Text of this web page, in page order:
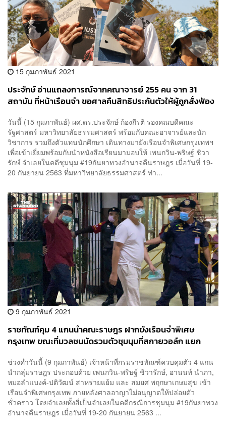
15 กุมภาพันธ์ 2021
ประจักษ์ อ่านแถลงการณ์จากคณาจารย์ 255 คน จาก 31
สถาบัน ที่หน้าเรือนจำ ขอศาลคืนสิทธิประกันตัวให้ผู้ถูกสั่งฟ้อง
วันนี้ (15 กุมภาพันธ์) ผศ.ดร.ประจักษ์ ก้องกีรติ รองคณบดีคณะ
รัฐศาสตร์ มหาวิทยาลัยธรรมศาสตร์ พร้อมกับคณะอาจารย์และนัก
วิชาการ รวมถึงตัวแทนนักศึกษา เดินทางมายังเรือนจำพิเศษกรุงเทพฯ
เพื่อเข้าเยี่ยมพร้อมกับนำหนังสือเรียนมามอบให้ เพนกวิน-พริษฐ์ ชิวา
รักษ์ จำเลยในคดีชุมนุม #19กันยาทวงอํานาจคืนราษฎร เมื่อวันที่ 19-
20 กันยายน 2563 ที่มหาวิทยาลัยธรรมศาสตร์ ท่า...
9 กุมภาพันธ์ 2021
ราชทัณฑ์คุม 4 แกนนำคณะราษฎร ฝากขังเรือนจำพิเศษ
กรุงเทพ ขณะที่มวลชนนัดรวมตัวชุมนุมที่สกายวอล์ก แยก
ช่วงค่ำวันนี้ (9 กุมภาพันธ์) เจ้าหน้าที่กรมราชทัณฑ์ควบคุมตัว 4 แกน
นำกลุ่มราษฎร ประกอบด้วย เพนกวิน-พริษฐ์ ชิวารักษ์, อานนท์ นำภา,
หมอลำแบงค์-ปติวัฒน์ สาหร่ายแย้ม และ สมยศ พฤกษาเกษมสุข เข้า
เรือนจำพิเศษกรุงเทพ ภายหลังศาลอาญาไม่อนุญาตให้ปล่อยตัว
ชั่วคราว โดยจำเลยทั้งสี่เป็นจำเลยในคดีกรณีการชุมนุม #19กันยาทวง
อํานาจคืนราษฎร เมื่อวันที่ 19-20 กันยายน 2563 ...